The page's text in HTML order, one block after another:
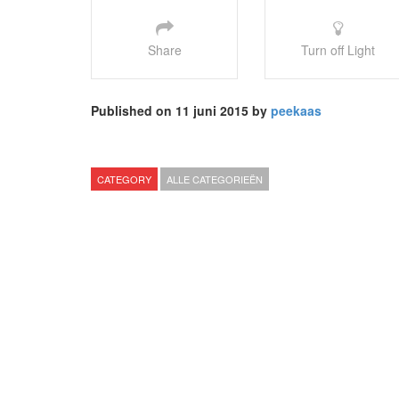
Share Turn off Light
Published on 11 juni 2015 by peekaas
CATEGORY ALLE CATEGORIEËN